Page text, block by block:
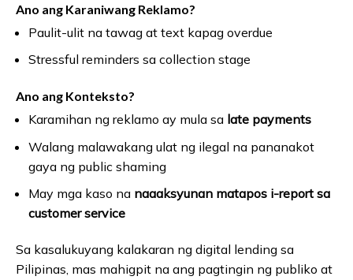
Ano ang Karaniwang Reklamo?
Paulit-ulit na tawag at text kapag overdue
Stressful reminders sa collection stage
Ano ang Konteksto?
Karamihan ng reklamo ay mula sa late payments
Walang malawakang ulat ng ilegal na pananakot
gaya ng public shaming
May mga kaso na naaaksyunan matapos i-report sa
customer service
Sa kasalukuyang kalakaran ng digital lending sa
Pilipinas, mas mahigpit na ang pagtingin ng publiko at